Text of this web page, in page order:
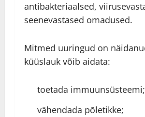
antibakteriaalsed,
seenevastased omadused.
Mitmed uuringud on
küüslauk võib aidata:
toetada immuunsüsteemi;
vähendada põletikke;